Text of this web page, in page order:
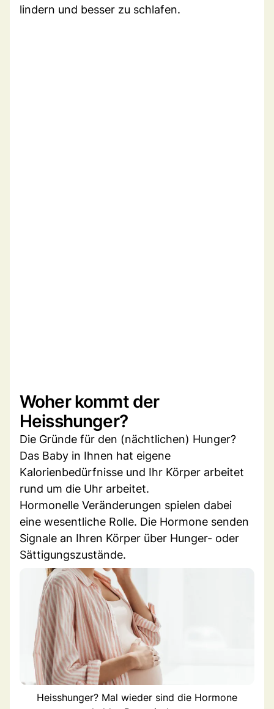
lindern und besser zu schlafen.
Woher kommt der
Heisshunger?
Die Gründe für den (nächtlichen) Hunger?
Das Baby in Ihnen hat eigene
Kalorienbedürfnisse und Ihr Körper arbeitet
rund um die Uhr arbeitet.
Hormonelle Veränderungen spielen dabei
eine wesentliche Rolle. Die Hormone senden
Signale an Ihren Körper über Hunger- oder
Sättigungszustände.
Heisshunger? Mal wieder sind die Hormone